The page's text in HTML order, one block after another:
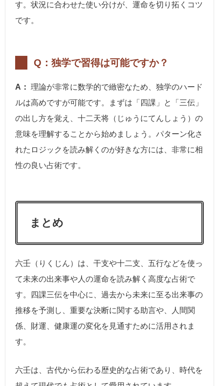
す。状況に合わせた使い分けが、運命を切り拓くコツ
です。
Q：独学で習得は可能ですか？
A： 理論が非常に数学的で緻密なため、独学のハード
ルは高めですが可能です。まずは「四課」と「三伝」
の出し方を覚え、十二天将（じゅうにてんしょう）の
意味を理解することから始めましょう。パターン化さ
れたロジックを読み解くのが好きな方には、非常に相
性の良い占術です。
まとめ
六壬（りくじん）は、干支や十二支、五行などを使っ
て未来の出来事や人の運命を読み解く高度な占術で
す。四課三伝を中心に、過去から未来に至る出来事の
推移を予測し、重要な決断に関する助言や、人間関
係、財運、健康運の変化を見通すために活用されま
す。
六壬は、古代から伝わる歴史的な占術であり、時代を